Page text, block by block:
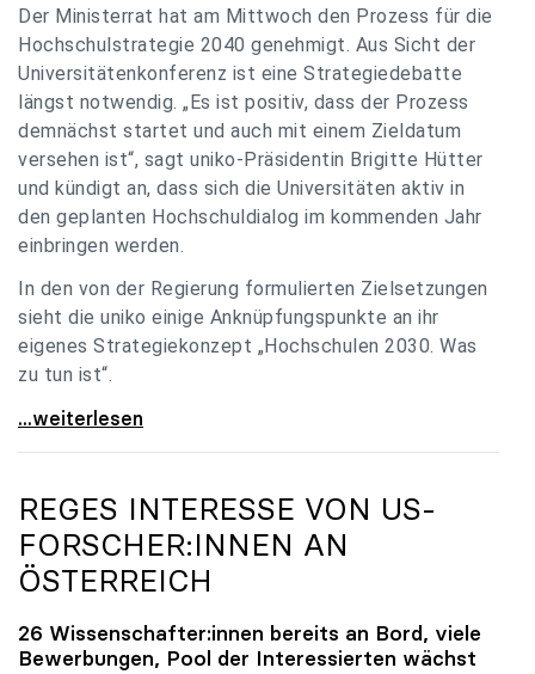
Der Ministerrat hat am Mittwoch den Prozess für die
Hochschulstrategie 2040 genehmigt. Aus Sicht der
Universitätenkonferenz ist eine Strategiedebatte
längst notwendig. „Es ist positiv, dass der Prozess
demnächst startet und auch mit einem Zieldatum
versehen ist“, sagt uniko-Präsidentin Brigitte Hütter
und kündigt an, dass sich die Universitäten aktiv in
den geplanten Hochschuldialog im kommenden Jahr
einbringen werden.
In den von der Regierung formulierten Zielsetzungen
sieht die uniko einige Anknüpfungspunkte an ihr
eigenes Strategiekonzept „Hochschulen 2030. Was
zu tun ist“.
Universitäten: Hochschulstrategie 2040 muss eine
...weiterlesen
REGES INTERESSE VON US-
FORSCHER:INNEN AN
ÖSTERREICH
26 Wissenschafter:innen bereits an Bord, viele
Bewerbungen, Pool der Interessierten wächst